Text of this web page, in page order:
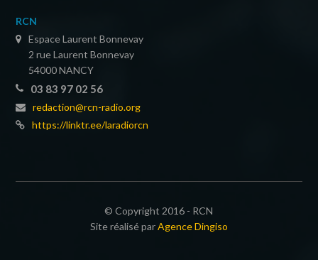
RCN
Espace Laurent Bonnevay
2 rue Laurent Bonnevay
54000 NANCY
03 83 97 02 56
redaction@rcn-radio.org
https://linktr.ee/laradiorcn
© Copyright 2016 - RCN
Site réalisé parAgence Dingiso